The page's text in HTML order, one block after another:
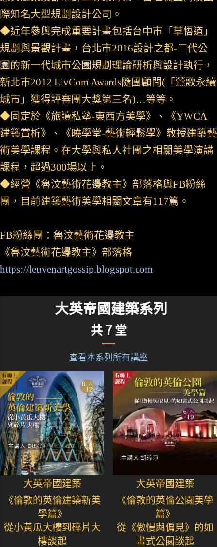
際知名大型規劃設計公司。
◆近年參與完成重要計畫包括台中市「草悟道」
規劃與景觀計畫，台北市2016設計之都-二代公
園的新一代城市公園規劃理論研析與設計執行，
新北市2012 LivCom Awards隨團顧問(「鶯歌永續
城市」獲得評審團大獎第三名)…等等。
◆固定於《旅讀私塾-東西方美學》、《YWCA
建築賞析》、《曉學堂-藝術輕鬆學》教授建築藝
術美學課程。在大學與私人社團之相關美學演講
課程，超過300場以上。
◆經營《魯汶藝術花邊教主》部落格與FB粉絲
團，目前建築藝術美學相關文章有117篇。
FB粉絲團：魯汶藝術花邊教主
《魯汶藝術花邊教主》部落格
https://leuvenartgossip.blogspot.com
大英帝國建築系列
共７堂
查看本系列所有講座
大英帝國建築
《倫敦的英倫建築新美
學篇》
從小黃瓜大樓到碎片大
樓談起
大英帝國建築
《倫敦的英倫公園美學
篇》
從《傲慢與偏見》的如
畫式公園談起